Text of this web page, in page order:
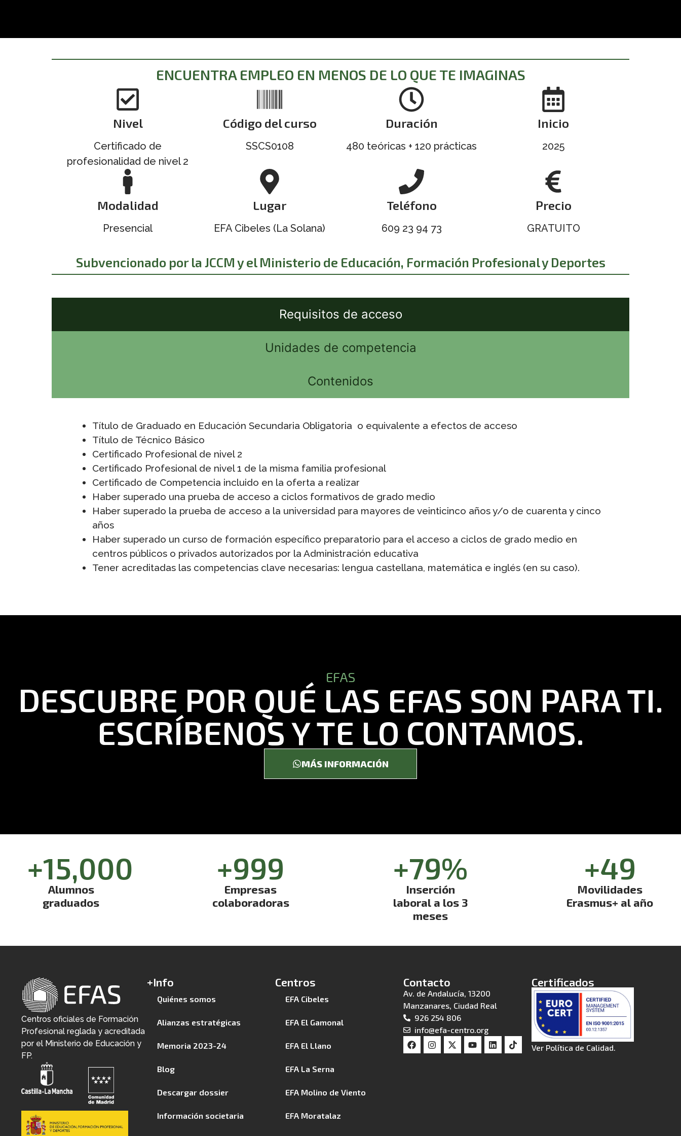
*
ENCUENTRA EMPLEO EN MENOS DE LO QUE TE IMAGINAS
Nivel
Certificado de
profesionalidad de nivel 2
Código del curso
SSCS0108
Duración
480 teóricas + 120 prácticas
Inicio
2025
Modalidad
Presencial
Lugar
EFA Cibeles (La Solana)
Teléfono
609 23 94 73
Precio
GRATUITO
Subvencionado por la JCCM y el Ministerio de Educación, Formación Profesional y Deportes
Requisitos de acceso
Unidades de competencia
Contenidos
Título de Graduado en Educación Secundaria Obligatoria o equivalente a efectos de acceso
Título de Técnico Básico
Certificado Profesional de nivel 2
Certificado Profesional de nivel 1 de la misma familia profesional
Certificado de Competencia incluido en la oferta a realizar
Haber superado una prueba de acceso a ciclos formativos de grado medio
Haber superado la prueba de acceso a la universidad para mayores de veinticinco años y/o de cuarenta y cinco
años
Haber superado un curso de formación específico preparatorio para el acceso a ciclos de grado medio en
centros públicos o privados autorizados por la Administración educativa
Tener acreditadas las competencias clave necesarias: lengua castellana, matemática e inglés (en su caso).
EFAS
DESCUBRE POR QUÉ LAS EFAS SON PARA TI.
ESCRÍBENOS Y TE LO CONTAMOS.
MÁS INFORMACIÓN
+15,000
Alumnos
graduados
+1,000
Empresas
colaboradoras
+80%
Inserción
laboral a los 3
meses
+50
Movilidades
Erasmus+ al año
Centros oficiales de Formación
Profesional reglada y acreditada
por el Ministerio de Educación y
FP.
+Info
Quiénes somos
Alianzas estratégicas
Memoria 2023-24
Blog
Descargar dossier
Información societaria
Centros
EFA Cibeles
EFA El Gamonal
EFA El Llano
EFA La Serna
EFA Molino de Viento
EFA Moratalaz
Contacto
Av. de Andalucía, 13200
Manzanares, Ciudad Real
926 254 806
info@efa-centro.org
Certificados
Ver Política de Calidad.